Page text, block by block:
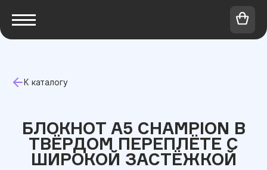
К каталогу
БЛОКНОТ A5 CHAMPION В
ТВЁРДОМ ПЕРЕПЛЁТЕ С
ШИРОКОЙ ЗАСТЁЖКОЙ